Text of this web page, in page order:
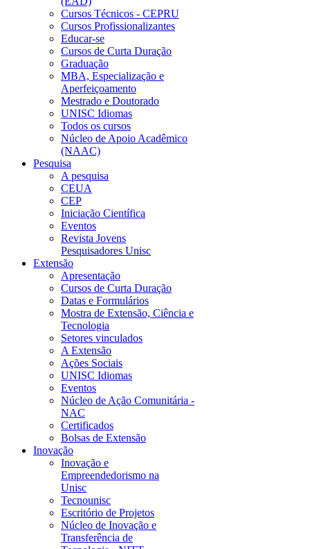
Cursos Técnicos - CEPRU
Cursos Profissionalizantes
Educar-se
Cursos de Curta Duração
Graduação
MBA, Especialização e
Aperfeiçoamento
Mestrado e Doutorado
UNISC Idiomas
Todos os cursos
Núcleo de Apoio Acadêmico
(NAAC)
Pesquisa
A pesquisa
CEUA
CEP
Iniciação Científica
Eventos
Revista Jovens
Pesquisadores Unisc
Extensão
Apresentação
Cursos de Curta Duração
Datas e Formulários
Mostra de Extensão, Ciência e
Tecnologia
Setores vinculados
A Extensão
Ações Sociais
UNISC Idiomas
Eventos
Núcleo de Ação Comunitária -
NAC
Certificados
Bolsas de Extensão
Inovação
Inovação e
Empreendedorismo na
Unisc
Tecnounisc
Escritório de Projetos
Núcleo de Inovação e
Transferência de